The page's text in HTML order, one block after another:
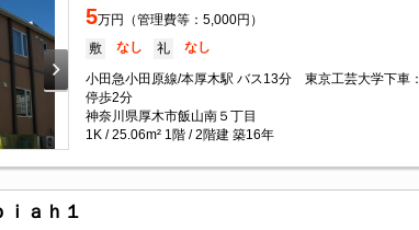
5万円（管理費等：5,000円）
敷 なし 礼 なし
小田急小田原線/本厚木駅 バス13分 東京工芸大学下車：
停歩2分
神奈川県厚木市飯山南５丁目
1K / 25.06m² 1階 / 2階建 築16年
ｉａｈ１